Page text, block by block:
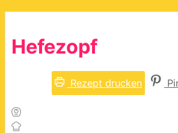
Hefezopf
Rezept drucken